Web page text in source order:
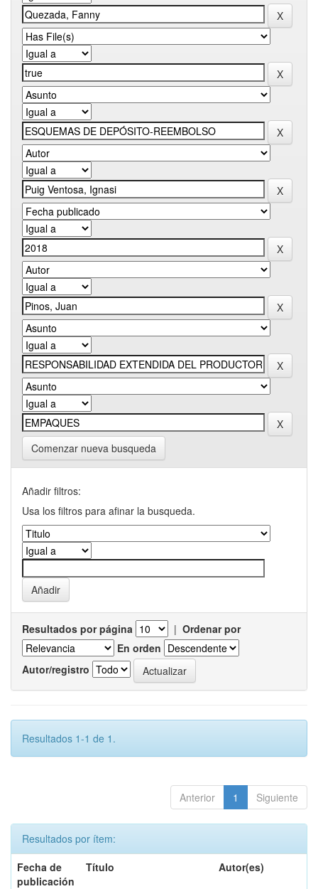
Comenzar nueva busqueda
Añadir filtros:
Usa los filtros para afinar la busqueda.
Resultados por página | Ordenar por
En orden
Autor/registro
Resultados 1-1 de 1.
Anterior 1 Siguiente
Resultados por ítem:
Fecha de
publicación
Título Autor(es)